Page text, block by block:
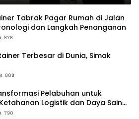
Tabrak Pagar Rumah di Jalan
dan Langkah Penanganan
878
Terbesar di Dunia, Simak
808
Pelabuhan untuk
Logistik dan Daya Saing
790